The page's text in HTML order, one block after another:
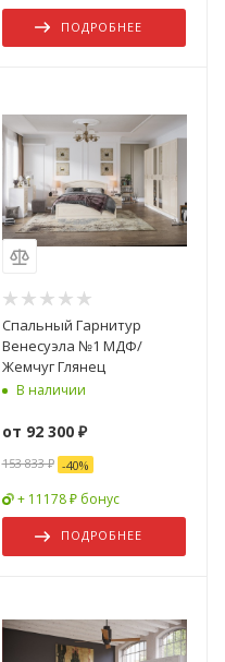
ПОДРОБНЕЕ
Спальный Гарнитур
Венесуэла №1 МДФ/
Жемчуг Глянец
В наличии
от 92 300 ₽
153 833 ₽ -40%
+ 11178 ₽ бонус
ПОДРОБНЕЕ